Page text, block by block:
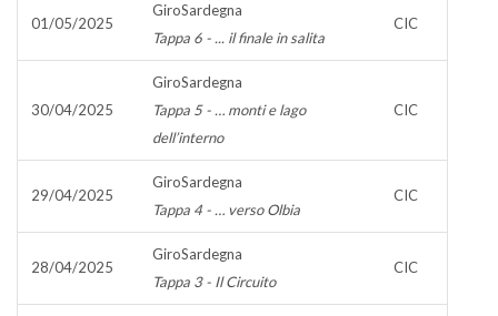
01/05/2025
GiroSardegna
Tappa 6 - ... il finale in salita
CIC
30/04/2025
GiroSardegna
Tappa 5 - … monti e lago
dell’interno
CIC
29/04/2025
GiroSardegna
Tappa 4 - … verso Olbia
CIC
28/04/2025
GiroSardegna
Tappa 3 - Il Circuito
CIC